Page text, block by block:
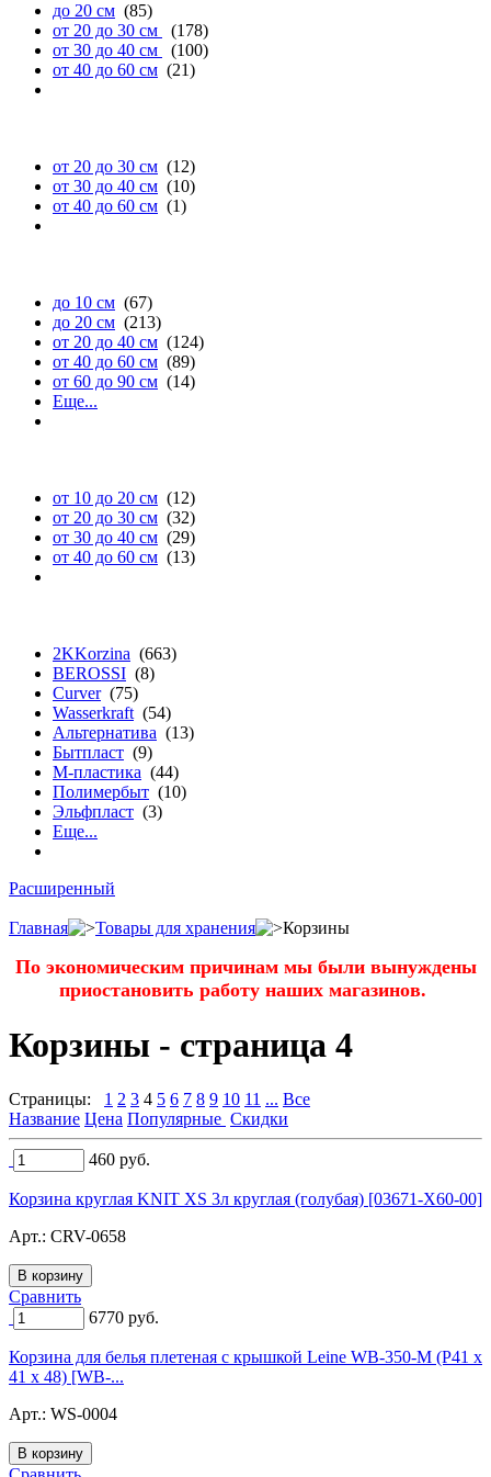
до 20 см (85)
от 20 до 30 см
(178)
от 30 до 40 см
(100)
от 40 до 60 см (21)
от 20 до 30 см (12)
от 30 до 40 см (10)
от 40 до 60 см (1)
до 10 см (67)
до 20 см (213)
от 20 до 40 см (124)
от 40 до 60 см (89)
от 60 до 90 см (14)
Еще...
от 10 до 20 см (12)
от 20 до 30 см (32)
от 30 до 40 см (29)
от 40 до 60 см (13)
2KKorzina (663)
BEROSSI (8)
Curver (75)
Wasserkraft (54)
Альтернатива (13)
Бытпласт (9)
М-пластика (44)
Полимербыт (10)
Эльфпласт (3)
Еще...
Расширенный
Главная Товары для хранения Корзины
По экономическим причинам мы были вынуждены
приостановить работу наших магазинов.
Корзины - страница 4
Страницы: 1 2 3 4 5 6 7 8 9 10 11 ... Все
Название Цена Популярные Скидки
460 руб.
Корзина круглая KNIT XS 3л круглая (голубая) [03671-X60-00]
Арт.: CRV-0658
Сравнить
6770 руб.
Корзина для белья плетеная с крышкой Leine WB-350-M (Р41 х
41 х 48) [WB-...
Арт.: WS-0004